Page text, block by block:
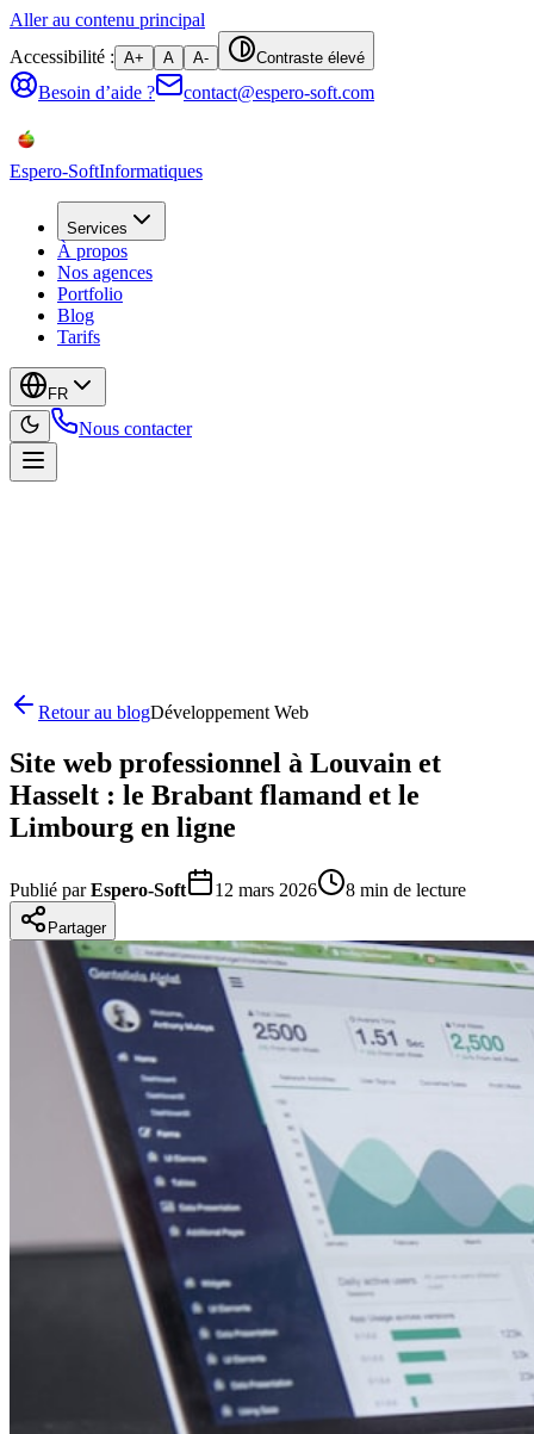
Aller au contenu principal
Accessibilité : A+ A A- Contraste élevé
Besoin d’aide ? contact@espero-soft.com
Espero-SoftInformatiques
Services
À propos
Nos agences
Portfolio
Blog
Tarifs
FR
Nous contacter
Retour au blogDéveloppement Web
Site web professionnel à Louvain et
Hasselt : le Brabant flamand et le
Limbourg en ligne
Publié par Espero-Soft 12 mars 2026 8 min de lecture
Partager